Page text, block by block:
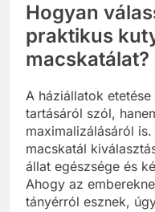
Hogyan
praktikus
macskatálat?
A háziállatok
tartásáról szól,
maximalizálásáról
macskatál
állat egészsége és
Ahogy az
tányérról esznek,